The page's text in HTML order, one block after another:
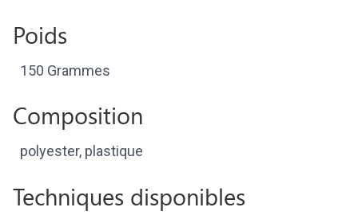
Poids
150 Grammes
Composition
polyester, plastique
Techniques disponibles